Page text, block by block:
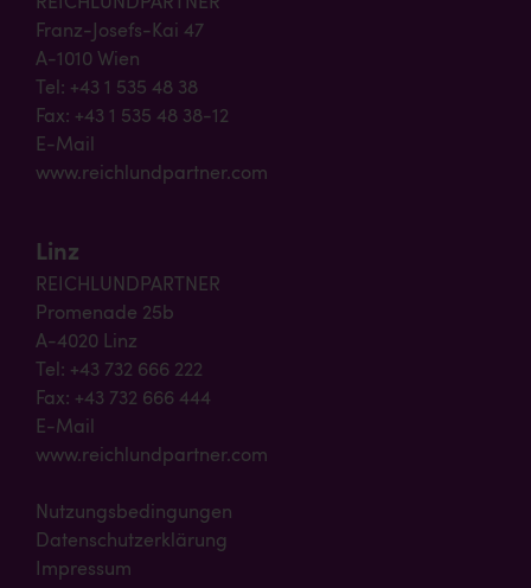
Franz-Josefs-Kai 47
A-1010 Wien
Tel: +43 1 535 48 38
Fax: +43 1 535 48 38-12
E-Mail
www.reichlundpartner.com
Linz
REICHLUNDPARTNER
Promenade 25b
A-4020 Linz
Tel: +43 732 666 222
Fax: +43 732 666 444
E-Mail
www.reichlundpartner.com
Nutzungsbedingungen
Datenschutzerklärung
Impressum